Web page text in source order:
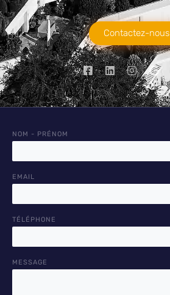
Contactez-nous
NOM - PRÉNOM
EMAIL
TÉLÉPHONE
MESSAGE